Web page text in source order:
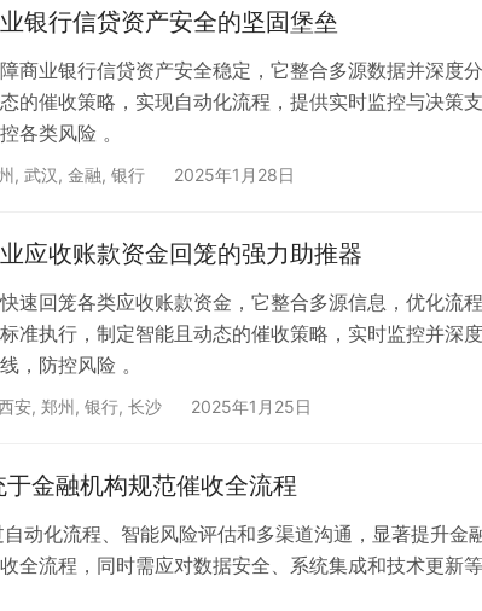
银行信贷资产安全的坚固堡垒
商业银行信贷资产安全稳定，它整合多源数据并深度分
的催收策略，实现自动化流程，提供实时监控与决策支
各类风险 。
, 武汉, 金融, 银行 2025年1月28日
应收账款资金回笼的强力助推器
速回笼各类应收账款资金，它整合多源信息，优化流程
准执行，制定智能且动态的催收策略，实时监控并深度
，防控风险 。
安, 郑州, 银行, 长沙 2025年1月25日
金融机构规范催收全流程
动化流程、智能风险评估和多渠道沟通，显著提升金
全流程，同时需应对数据安全、系统集成和技术更新等